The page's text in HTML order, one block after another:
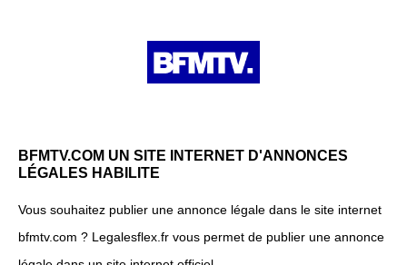
BFMTV.COM UN SITE INTERNET D'ANNONCES
LÉGALES HABILITE
Vous souhaitez publier une annonce légale dans le site internet
bfmtv.com ? Legalesflex.fr vous permet de publier une annonce